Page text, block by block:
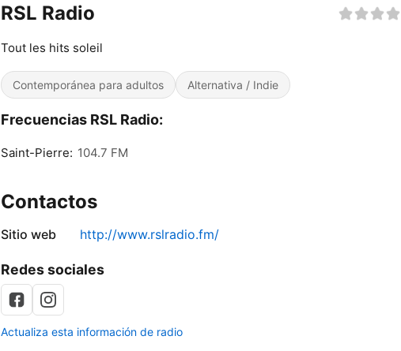
RSL Radio
Tout les hits soleil
Contemporánea para adultos Alternativa / Indie
Frecuencias RSL Radio:
Saint-Pierre: 104.7 FM
Contactos
Sitio web http://www.rslradio.fm/
Redes sociales
Actualiza esta información de radio